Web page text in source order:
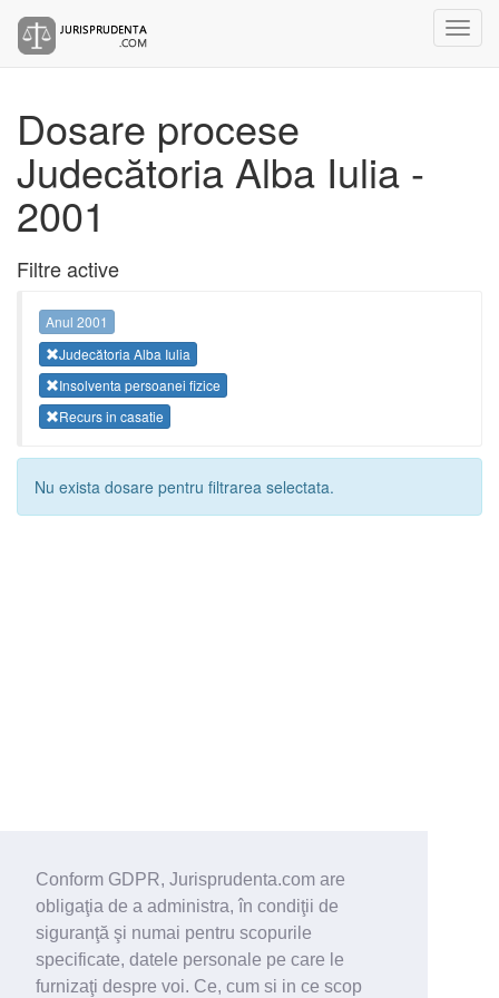
Conform GDPR, Jurisprudenta.com are
obligaţia de a administra, în condiţii de
siguranţă şi numai pentru scopurile
specificate, datele personale pe care le
furnizaţi despre voi. Ce, cum si in ce scop
Dosare procese
Judecătoria Alba Iulia -
2001
Filtre active
Anul 2001
Judecătoria Alba Iulia
Insolventa persoanei fizice
Recurs in casatie
Nu exista dosare pentru filtrarea selectata.